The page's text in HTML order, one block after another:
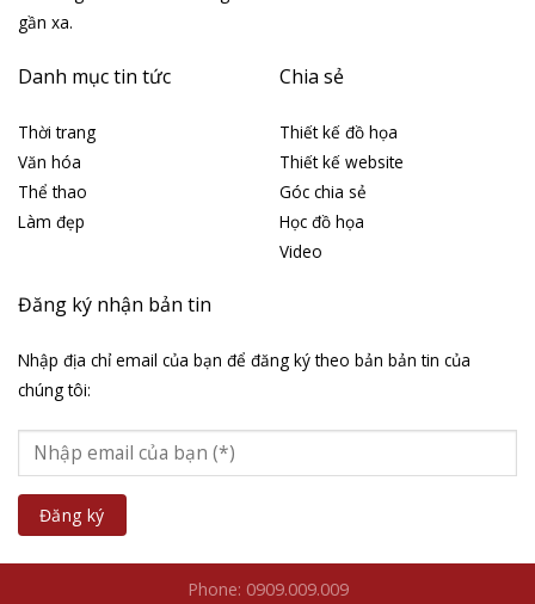
gần xa.
Danh mục tin tức
Thời trang
Văn hóa
Thể thao
Làm đẹp
Chia sẻ
Thiết kế đồ họa
Thiết kế website
Góc chia sẻ
Học đồ họa
Video
Đăng ký nhận bản tin
Nhập địa chỉ email của bạn để đăng ký theo bản bản tin của
chúng tôi:
Phone: 0909.009.009